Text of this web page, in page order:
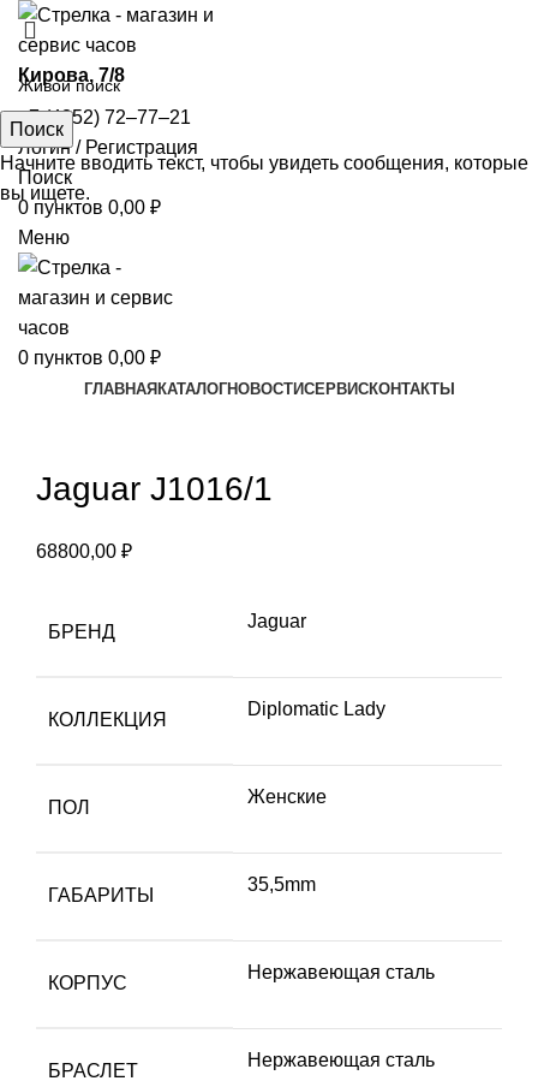
​Кирова, 7/8
+7 (4852) 72‒77‒21
Логин / Регистрация
Поиск
0 пунктов 0,00 ₽
Меню
0 пунктов 0,00 ₽
ГЛАВНАЯ КАТАЛОГНОВОСТИСЕРВИСКОНТАКТЫ
Jaguar J1016/1
68800,00 ₽
БРЕНД
Jaguar
КОЛЛЕКЦИЯ
Diplomatic Lady
ПОЛ
Женские
ГАБАРИТЫ
35,5mm
КОРПУС
Hержавеющая сталь
БРАСЛЕТ
Нержавеющая сталь
Поиск
Начните вводить текст, чтобы увидеть сообщения, которые
вы ищете.